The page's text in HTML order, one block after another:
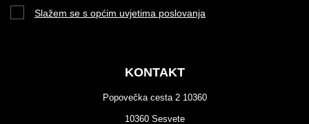
Slažem se s općim uvjetima poslovanja
KONTAKT
Popovečka cesta 2 10360
10360 Sesvete